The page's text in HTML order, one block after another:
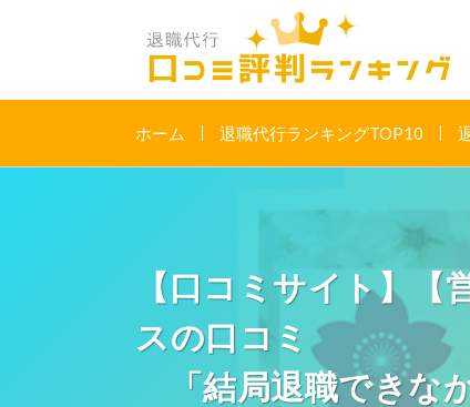
ホーム 退職代行ランキングTOP10
【口コミサイト】
スの口コミ
「結局退職できな